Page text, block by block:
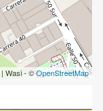
| Wasi - ©OpenStreetMap